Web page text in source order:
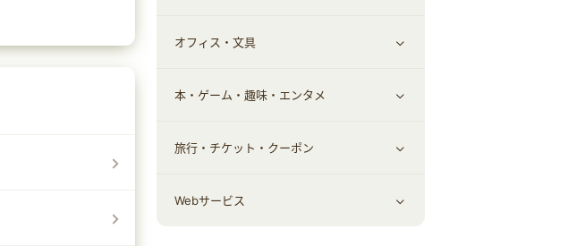
不動産
引越し
エコ・エネルギー
車情報・カーシェア・レンタル
ギフト・贈答品
すべて見る
習い事・学習・学校
仕事・転職
オフィス・文具
すべて見る
オフィス・文具
本・ゲーム・趣味・エンタメ
すべて見る
ゲーム・趣味
旅行・チケット・クーポン
すべて見る
Webサービス